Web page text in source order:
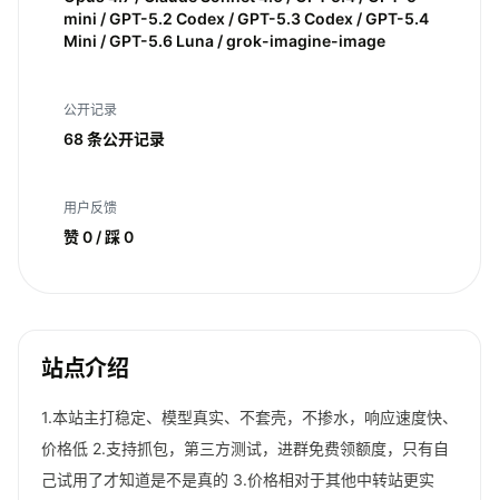
mini / GPT-5.2 Codex / GPT-5.3 Codex / GPT-5.4
Mini / GPT-5.6 Luna / grok-imagine-image
公开记录
68 条公开记录
用户反馈
赞 0 / 踩 0
站点介绍
1.本站主打稳定、模型真实、不套壳，不掺水，响应速度快、
价格低 2.支持抓包，第三方测试，进群免费领额度，只有自
己试用了才知道是不是真的 3.价格相对于其他中转站更实